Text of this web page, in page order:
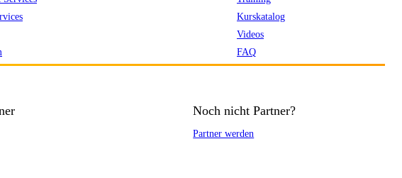
Kurskatalog
Videos
FAQ
Noch nicht Partner?
Partner werden